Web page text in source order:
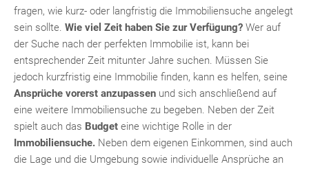
fragen, wie kurz- oder langfristig die Immobiliensuche angelegt
sein sollte. Wie viel Zeit haben Sie zur Verfügung? Wer auf
der Suche nach der perfekten Immobilie ist, kann bei
entsprechender Zeit mitunter Jahre suchen. Müssen Sie
jedoch kurzfristig eine Immobilie finden, kann es helfen, seine
Ansprüche vorerst anzupassen und sich anschließend auf
eine weitere Immobiliensuche zu begeben. Neben der Zeit
spielt auch das Budget eine wichtige Rolle in der
Immobiliensuche. Neben dem eigenen Einkommen, sind auch
die Lage und die Umgebung sowie individuelle Ansprüche an